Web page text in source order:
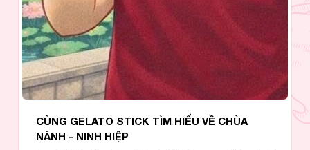
TÌM HIỂU VỀ CHÙA
CÙNG GELATO